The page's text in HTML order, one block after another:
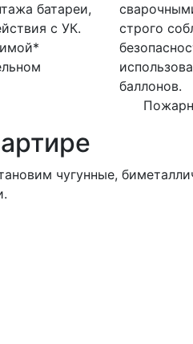
батареи,
с УК.
строго
баллонов.
чугунные,